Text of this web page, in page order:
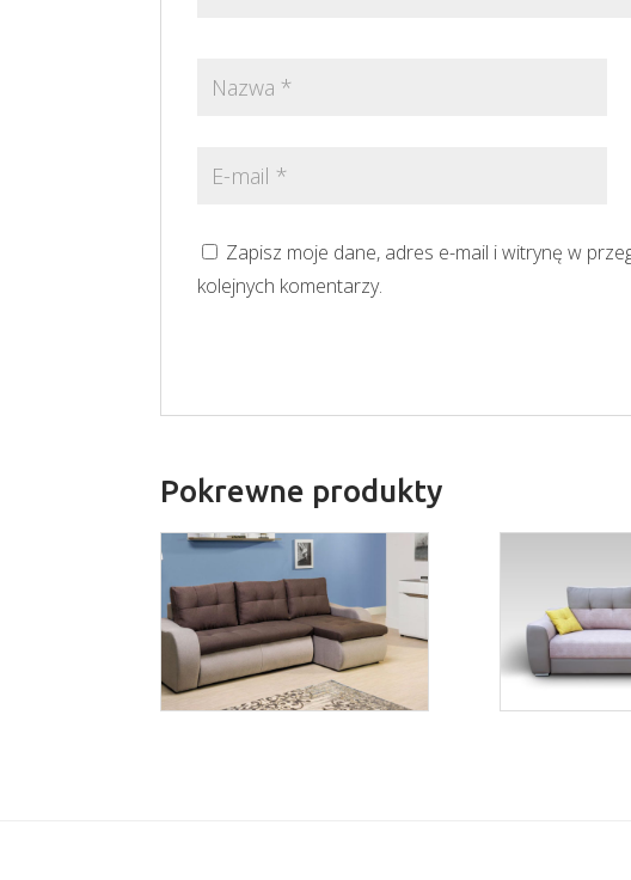
Zapisz moje dane, adres e-mail i witrynę w
kolejnych komentarzy.
Pokrewne produkty